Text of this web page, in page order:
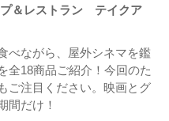
＆レストラン テイクア
べながら、屋外シネマを鑑
全18商品ご紹介！今回のた
ご注目ください。映画とグ
間だけ！